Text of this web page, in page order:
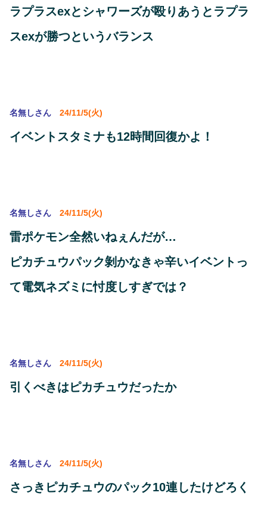
ラプラスexとシャワーズが殴りあうとラプラ
スexが勝つというバランス
名無しさん 24/11/5(火)
イベントスタミナも12時間回復かよ！
名無しさん 24/11/5(火)
雷ポケモン全然いねぇんだが…
ピカチュウパック剝かなきゃ辛いイベントっ
て電気ネズミに忖度しすぎでは？
名無しさん 24/11/5(火)
引くべきはピカチュウだったか
名無しさん 24/11/5(火)
さっきピカチュウのパック10連したけどろく